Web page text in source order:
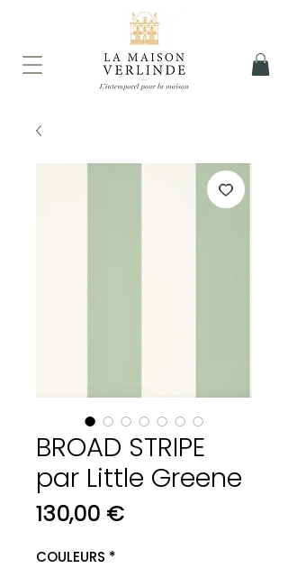
BROAD STRIPE
par Little Greene
130,00 €Prix
COULEURS *